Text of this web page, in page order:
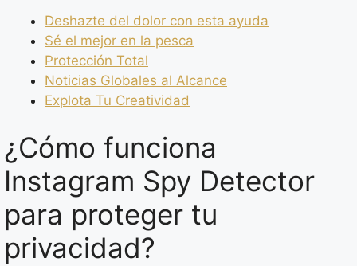
Deshazte del dolor con esta ayuda
Sé el mejor en la pesca
Protección Total
Noticias Globales al Alcance
Explota Tu Creatividad
¿Cómo funciona
Instagram Spy Detector
para proteger tu
privacidad?